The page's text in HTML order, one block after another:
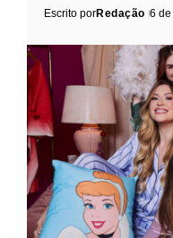
Escrito porRedação 6 de